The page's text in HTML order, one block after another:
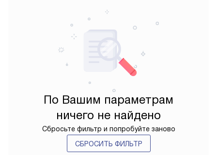
По Вашим параметрам
ничего не найдено
Сбросьте фильтр и попробуйте заново
СБРОСИТЬ ФИЛЬТР